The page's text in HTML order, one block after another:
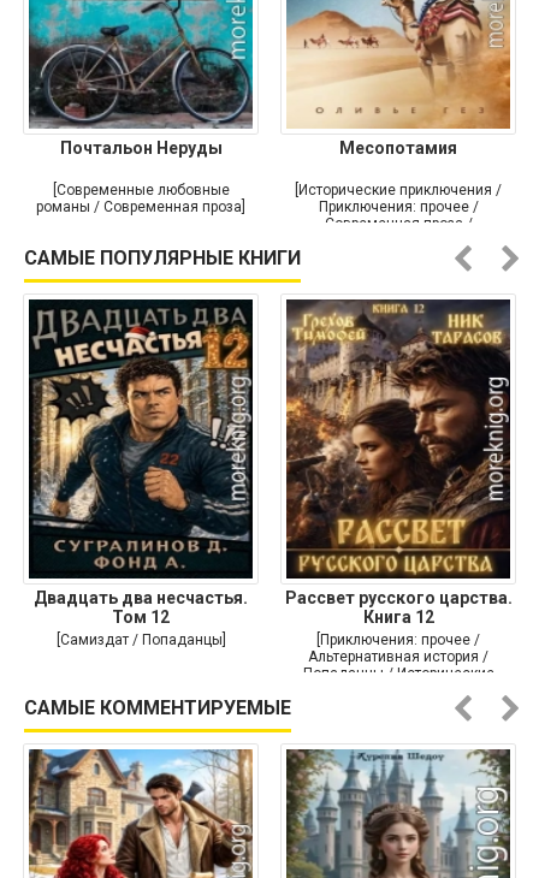
Почтальон Неруды
[Современные любовные
романы / Современная проза]
Месопотамия
[Исторические приключения /
Приключения: прочее /
Современная проза /
САМЫЕ ПОПУЛЯРНЫЕ КНИГИ
Двадцать два несчастья.
Том 12
[Самиздат / Попаданцы]
Рассвет русского царства.
Книга 12
[Приключения: прочее /
Альтернативная история /
Попаданцы / Исторические
САМЫЕ КОММЕНТИРУЕМЫЕ